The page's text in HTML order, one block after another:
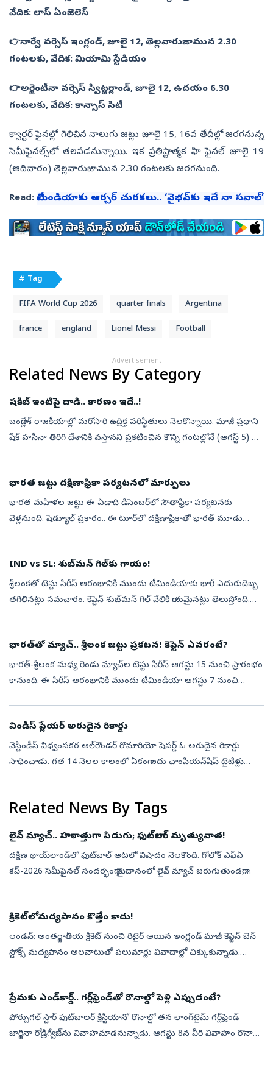
వేదిక‌: లాస్ ఏంజెలెస్‌
👉నార్వే వ‌ర్సెస్ ఇంగ్లండ్‌, జూలై 12, తెల్ల‌వారుజామున 2.30
గంట‌ల‌కు, వేదిక‌: మియామి స్టేడియం
👉అర్జెంటీనా వ‌ర్సెస్ స్విట్జ‌ర్లాండ్‌, జూలై 12, ఉద‌యం 6.30
గంట‌ల‌కు, వేదిక‌: కాన్సాస్ సిటీ
క్వార్టర్ ఫైన‌ల్లో గెలిచిన నాలుగు జ‌ట్లు జూలై 15, 16వ తేదీల్లో జ‌ర‌గ‌నున్న
సెమీఫైన‌ల్స్‌లో త‌ల‌ప‌డ‌నున్నాయి. ఇక‌ ప్రతిష్టాత్మక ఫిఫా ఫైన‌ల్ జూలై 19
(ఆదివారం) తెల్ల‌వారుజామున 2.30 గంట‌ల‌కు జ‌ర‌గ‌నుంది.
Read: టీమిండియాకు ఆర్చర్‌ చుర‌క‌లు.. ‘వైభ‌వ్‌కు ఇదే నా స‌వాల్‌’
# Tag
FIFA World Cup 2026 quarter finals Argentina
france england Lionel Messi Football
Advertisement
Related News By Category
షకీబ్‌ ఇంటిపై దాడి.. కారణం ఇదే..!
బంగ్లాదేశ్‌ రాజకీయాల్లో మరోసారి ఉద్రిక్త పరిస్థితులు నెలకొన్నాయి. మాజీ ప్రధాని
షేక్‌ హసీనా తిరిగి దేశానికి వస్తానని ప్రకటించిన కొన్ని గంటల్లోనే (ఆగస్ట్‌ 5) ఆ
భారత జట్టు దక్షిణాఫ్రికా పర్యటనలో మార్పులు
భారత మహిళల జట్టు ఈ ఏడాది డిసెంబర్‌లో సౌతాఫ్రికా పర్యటనకు
వెళ్లనుంది. షెడ్యూల్ ప్రకారం.. ఈ టూర్‌లో దక్షిణాఫ్రికాతో భారత్ మూడు
IND vs SL: శుబ్‌మన్‌ గిల్‌కు గాయం!
శ్రీలంకతో టెస్టు సిరీస్‌ ఆరంభానికి ముందు టీమిండియాకు భారీ ఎదురుదెబ్బ
తగిలినట్లు సమచారం. కెప్టెన్‌ శుబ్‌మన్‌ గిల్‌ వేలికి గాయమైనట్లు తెలుస్తోంది.
భారత్‌తో మ్యాచ్‌.. శ్రీలంక జట్టు ప్రకటన! కెప్టెన్‌ ఎవరంటే?
భార‌త్‌-శ్రీలంక మ‌ధ్య రెండు మ్యాచ్‌ల టెస్టు సిరీస్ ఆగ‌స్టు 15 నుంచి ప్రారంభం
కానుంది. ఈ సిరీస్ ఆరంభానికి ముందు టీమిండియా ఆగస్టు 7 నుంచి
విండీస్‌ ప్లేయర్‌ అరుదైన రికార్డు
వెస్టిండీస్‌ విధ్వంసకర ఆల్‌రౌండర్‌ రొమారియో షెపర్డ్‌ ఓ అరుదైన రికార్డు
సాధించాడు. గత 14 నెలల కాలంలో ఏకంగా ఐదు ఛాంపియన్‌షిప్ టైటిళ్లు
Related News By Tags
లైవ్ మ్యాచ్‌.. హఠాత్తుగా పిడుగు; ఫుట్‌బాల‌ర్‌ మృత్యువాత!
ద‌క్షిణ థాయ్‌లాండ్‌లో ఫుట్‌బాల్ ఆట‌లో విషాదం నెల‌కొంది. గోలోక్ ఎఫ్ఏ
క‌ప్-2026 సెమీఫైన‌ల్ సంద‌ర్భంగా మైదానంలో లైవ్ మ్యాచ్ జ‌రుగుతుండ‌గా,
క్రికెట్‌లోమద్యపానం కొత్తేం కాదు!
లండన్‌: అంతర్జాతీయ క్రికెట్‌ నుంచి రిటైర్‌ అయిన ఇంగ్లండ్‌ మాజీ కెప్టెన్‌ బెన్‌
స్టోక్స్‌ మద్యపానం అలవాటుతో పలుమార్లు వివాదాల్లో చిక్కుకున్నాడు.
ప్రేమకు ఎండ్‌కార్డ్‌.. గర్ల్‌ఫ్రెండ్‌తో రొనాల్డో పెళ్లి ఎప్పుడంటే?
పోర్చుగల్‌ స్టార్‌ ఫుట్‌బాలర్‌ క్రిస్టియానో రొనాల్డో తన లాంగ్‌టైమ్‌ గర్ల్‌ఫ్రెండ్‌
జార్జినా రోడ్రిగ్వేజ్‌ను వివాహమాడనున్నాడు. ఆగస్టు 8న వీరి వివాహం రొనాల్డో